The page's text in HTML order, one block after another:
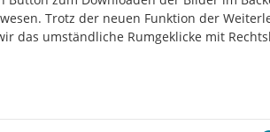
Trotz der neuen Funktion der
das umständliche Rumgeklicke mit